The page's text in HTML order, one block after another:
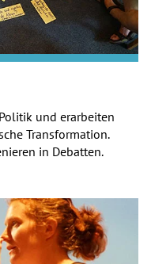
und erarbeiten
Transformation.
in Debatten.